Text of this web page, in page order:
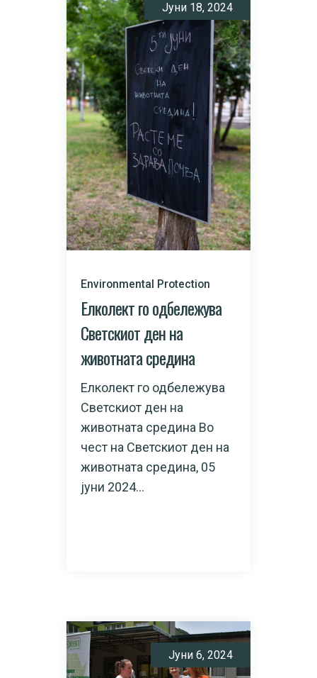
Јуни 18, 2024
Environmental Protection
Елколект го одбележува
Светскиот ден на
животната средина
Елколект го одбележува
Светскиот ден на
животната средина Во
чест на Светскиот ден на
животната средина, 05
јуни 2024...
Јуни 6, 2024